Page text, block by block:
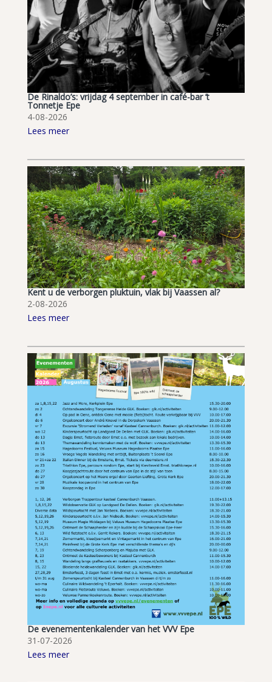
De Rinaldo’s: vrijdag 4 september in café-bar ’t
Tonnetje Epe
4-08-2026
Lees meer
Kent u de verborgen pluktuin, vlak bij Vaassen al?
2-08-2026
Lees meer
De evenementenkalender van het VVV Epe
31-07-2026
Lees meer